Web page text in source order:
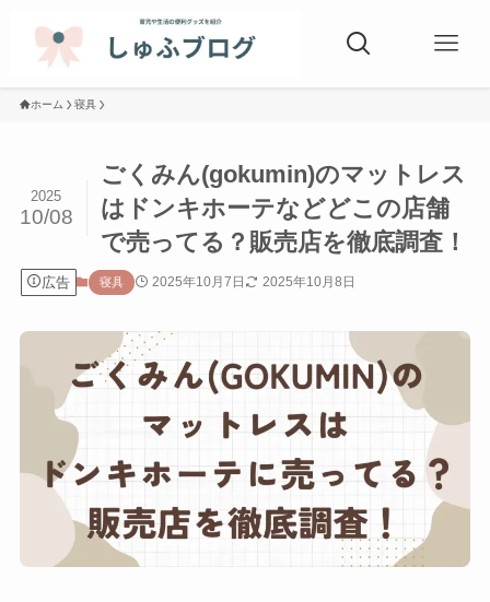
ホーム 寝具
ごくみん(gokumin)のマットレス
はドンキホーテなどどこの店舗
で売ってる？販売店を徹底調査！
2025
10/08
広告 寝具 2025年10月7日 2025年10月8日